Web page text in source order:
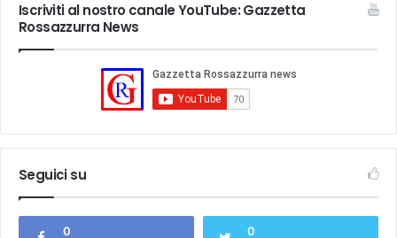
Iscriviti al nostro canale YouTube: Gazzetta
Rossazzurra News
Seguici su
0 0